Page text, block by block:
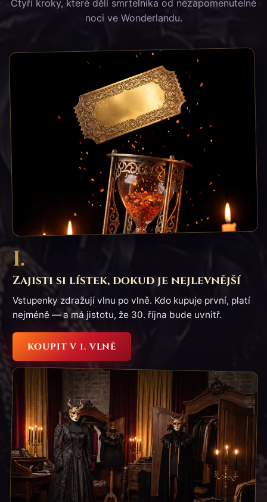
Čtyři kroky, které dělí smrtelníka od nezapomenutelné
noci ve Wonderlandu.
I.
Zajisti si lístek, dokud je nejlevnější
Vstupenky zdražují vlnu po vlně. Kdo kupuje první, platí
nejméně — a má jistotu, že 30. října bude uvnitř.
KOUPIT V 1. VLNĚ